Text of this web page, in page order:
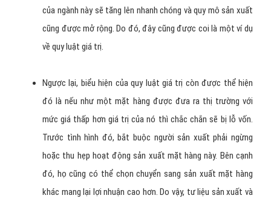
cao hơn giá trị của nó, hàng hóa bán chạy và được lãi cao
thì những người sản xuất sẽ nghĩ đến việc mở rộng quy mô
sản xuất. Đồng thời, họ sẽ đầu tư thêm tư liệu sản xuất
hàng khác cũng có thể chuyển sang sản xuất mặt hàng này
ngay sau đó. Vì vậy, tư liệu sản xuất cùng với sức lao động
của ngành này sẽ tăng lên nhanh chóng và quy mô sản xuất
cũng được mở rộng. Do đó, đây cũng được coi là một ví dụ
về quy luật giá trị.
Ngược lại, biểu hiện của quy luật giá trị còn được thể hiện